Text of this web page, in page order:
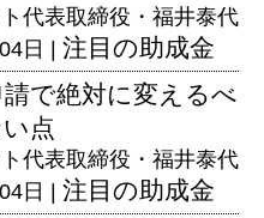
代表取締役・福井泰代
日 | 注目の助成金
で絶対に変えるべ
点
代表取締役・福井泰代
日 | 注目の助成金